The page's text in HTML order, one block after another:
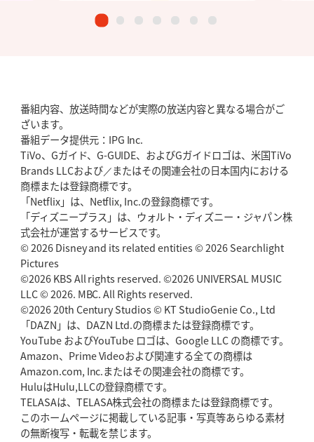
番組内容、放送時間などが実際の放送内容と異なる場合がご
ざいます。
番組データ提供元：IPG Inc.
TiVo、Gガイド、G-GUIDE、およびGガイドロゴは、米国TiVo
Brands LLCおよび／またはその関連会社の日本国内における
商標または登録商標です。
「Netflix」は、Netflix, Inc.の登録商標です。
「ディズニープラス」は、ウォルト・ディズニー・ジャパン株
式会社が運営するサービスです。
© 2026 Disney and its related entities © 2026 Searchlight
Pictures
©2026 KBS All rights reserved. ©2026 UNIVERSAL MUSIC
LLC © 2026. MBC. All Rights reserved.
©2026 20th Century Studios © KT StudioGenie Co., Ltd
「DAZN」は、DAZN Ltd.の商標または登録商標です。
YouTube およびYouTube ロゴは、Google LLC の商標です。
Amazon、Prime Videoおよび関連する全ての商標は
Amazon.com, Inc.またはその関連会社の商標です。
HuluはHulu,LLCの登録商標です。
TELASAは、TELASA株式会社の商標または登録商標です。
このホームページに掲載している記事・写真等あらゆる素材
の無断複写・転載を禁じます。